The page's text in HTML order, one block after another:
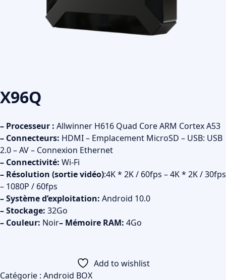
X96Q
– Processeur : Allwinner H616 Quad Core ARM Cortex A53
– Connecteurs: HDMI – Emplacement MicroSD – USB: USB
2.0 – AV – Connexion Ethernet
– Connectivité: Wi-Fi
– Résolution (sortie vidéo):4K * 2K / 60fps – 4K * 2K / 30fps
– 1080P / 60fps
– Système d’exploitation: Android 10.0
– Stockage: 32Go
– Couleur: Noir– Mémoire RAM: 4Go
Add to wishlist
Catégorie : Android BOX